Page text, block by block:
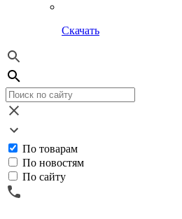
Скачать
По товарам
По новостям
По сайту